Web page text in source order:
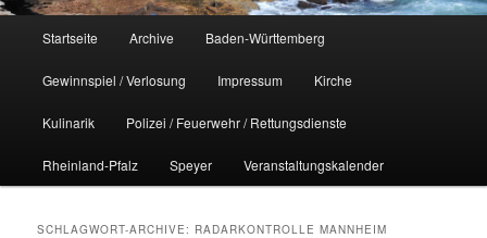
Startseite Archive Baden-Württemberg
Gewinnspiel / Verlosung Impressum Kirche
Kulinarik Polizei / Feuerwehr / Rettungsdienste
Rheinland-Pfalz Speyer Veranstaltungskalender
SCHLAGWORT-ARCHIVE: RADARKONTROLLE MANNHEIM